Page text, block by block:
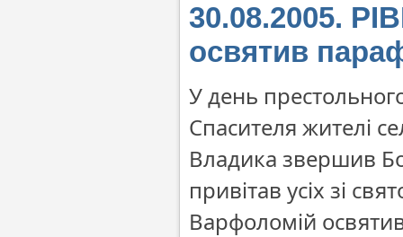
30.08.2005.
освятив
У день
Спасителя жителі
Владика звершив
привітав усіх зі
Варфоломій